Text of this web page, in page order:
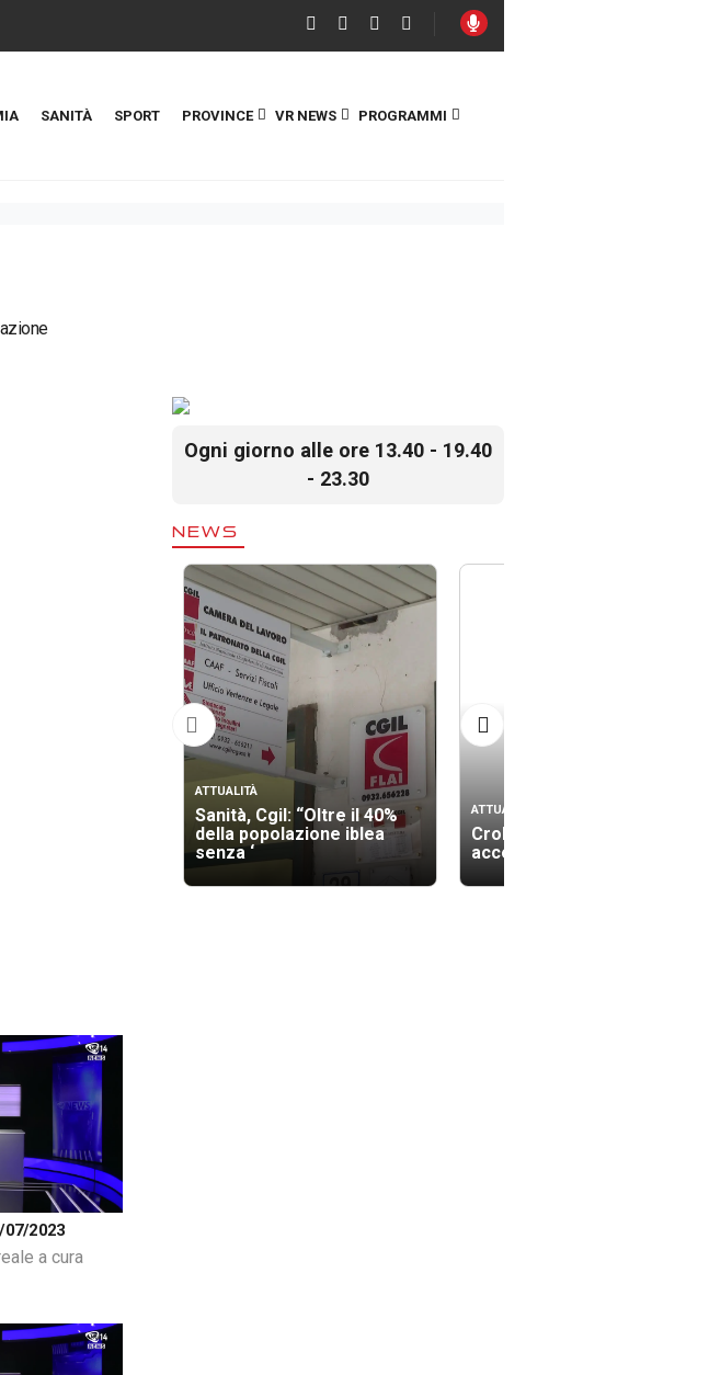
SANITÀ SPORT PROVINCE VR NEWS PROGRAMMI
07/2023
a cura
Ogni giorno alle ore 13.40 - 19.40
- 23.30
NEWS
ATTUALITÀ
Sanità, Cgil: “Oltre il 40%
della popolazione iblea
senza ‘
ATTUALITÀ
Crollo palazzina, gli
accertamenti tecnici